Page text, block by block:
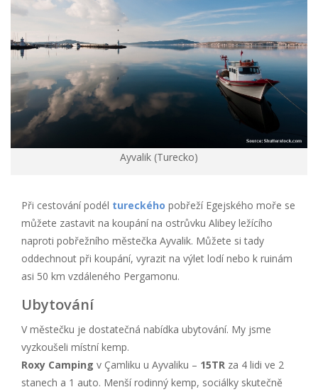
Ayvalik (Turecko)
Při cestování podél tureckého pobřeží Egejského moře se
můžete zastavit na koupání na ostrůvku Alibey ležícího
naproti pobřežního městečka Ayvalik. Můžete si tady
oddechnout při koupání, vyrazit na výlet lodí nebo k ruinám
asi 50 km vzdáleného Pergamonu.
Ubytování
V městečku je dostatečná nabídka ubytování. My jsme
vyzkoušeli místní kemp.
Roxy Camping v Çamliku u Ayvaliku – 15TR za 4 lidi ve 2
stanech a 1 auto. Menší rodinný kemp, sociálky skutečně